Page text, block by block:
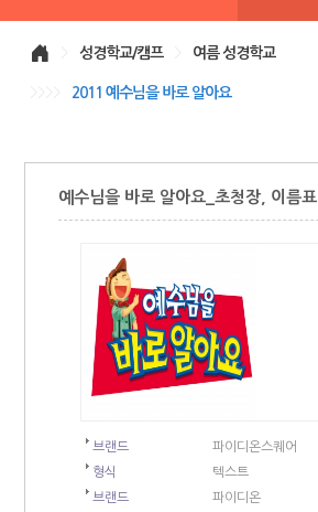
성경학교/캠프 여름 성경학교
2011 예수님을 바로 알아요
예수님을 바로 알아요_초청장, 이름표
브랜드
파이디온스퀘어
형식
텍스트
브랜드
파이디온